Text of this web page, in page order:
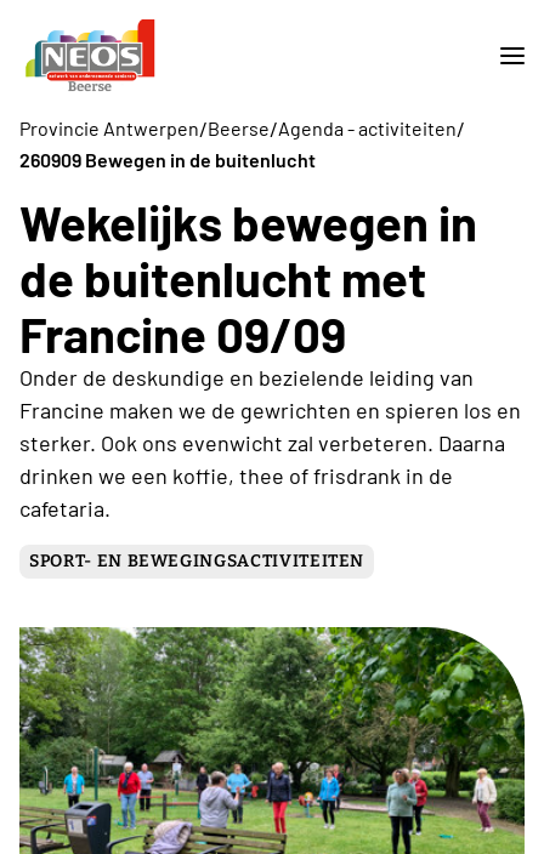
Provincie Antwerpen/Beerse/Agenda - activiteiten/
260909 Bewegen in de buitenlucht
Wekelijks bewegen in
de buitenlucht met
Francine 09/09
Onder de deskundige en bezielende leiding van
Francine maken we de gewrichten en spieren los en
sterker. Ook ons evenwicht zal verbeteren. Daarna
drinken we een koffie, thee of frisdrank in de
cafetaria.
SPORT- EN BEWEGINGSACTIVITEITEN